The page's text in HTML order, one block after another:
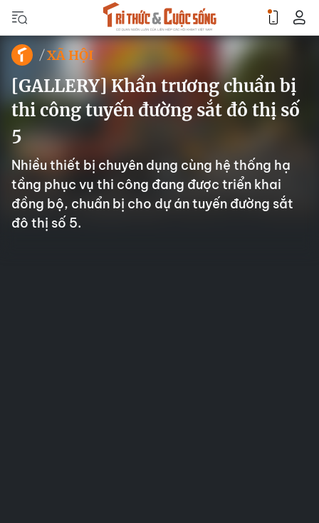
XÃ HỘI
[GALLERY] Khẩn trương chuẩn bị
thi công tuyến đường sắt đô thị số
5
Nhiều thiết bị chuyên dụng cùng hệ thống hạ
tầng phục vụ thi công đang được triển khai
đồng bộ, chuẩn bị cho dự án tuyến đường sắt
đô thị số 5.